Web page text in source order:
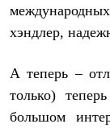
Брюки
Лёгкая одежда
Рубашки
Толстовки
Термобелье
Теплое
хэндлер,
А теперь –
только)
большом